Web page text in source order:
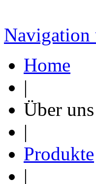
Navigation
Home
|
Über uns
|
Produkte
|